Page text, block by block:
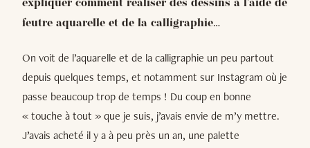
expliquer comment réaliser des dessins à l’aide de
feutre aquarelle et de la calligraphie…
On voit de l’aquarelle et de la calligraphie un peu partout
depuis quelques temps, et notamment sur Instagram où je
passe beaucoup trop de temps ! Du coup en bonne
« touche à tout » que je suis, j’avais envie de m’y mettre.
J’avais acheté il y a à peu près un an, une palette